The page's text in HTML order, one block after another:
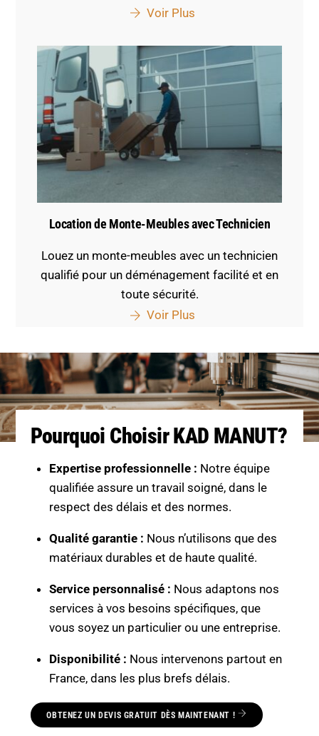
Voir Plus
Location de Monte-Meubles avec Technicien
Louez un monte-meubles avec un technicien
qualifié pour un déménagement facilité et en
toute sécurité.
Voir Plus
Pourquoi Choisir KAD MANUT?
Expertise professionnelle : Notre équipe
qualifiée assure un travail soigné, dans le
respect des délais et des normes.
Qualité garantie : Nous n’utilisons que des
matériaux durables et de haute qualité.
Service personnalisé : Nous adaptons nos
services à vos besoins spécifiques, que
vous soyez un particulier ou une entreprise.
Disponibilité : Nous intervenons partout en
France, dans les plus brefs délais.
OBTENEZ UN DEVIS GRATUIT DÈS MAINTENANT !